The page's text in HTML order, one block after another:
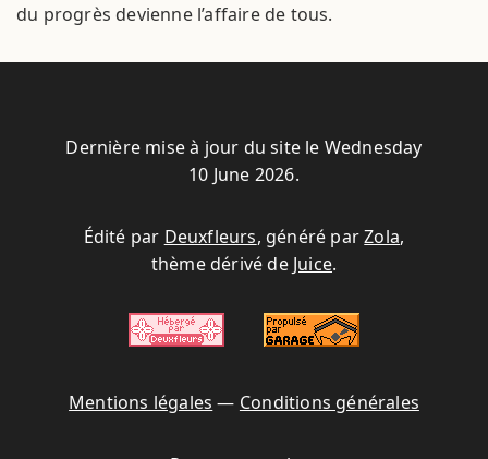
du progrès devienne l’affaire de tous.
Dernière mise à jour du site le Wednesday
10 June 2026.
Édité par Deuxfleurs, généré parZola,
thème dérivé de Juice.
Mentions légales — Conditions générales